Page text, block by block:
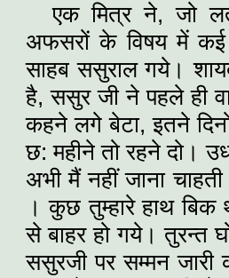
एक मित्र ने, जो
अफसरों के विषय में
साहब ससुराल गये।
है, ससुर जी ने पहले ही
कहने लगे बेटा, इतने
छ: महीने तो रहने दो।
अभी मैं नहीं जाना
। कुछ तुम्हारे हाथ बिक
से बाहर हो गये। तुरन्त
ससुरजी पर सम्मन जारी